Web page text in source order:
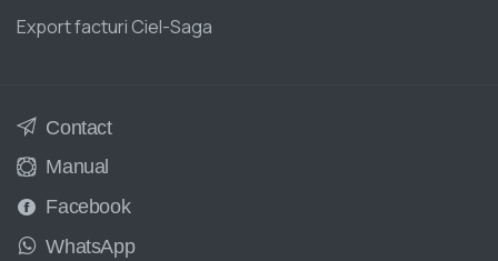
Export facturi Ciel-Saga
Contact
Manual
Facebook
WhatsApp